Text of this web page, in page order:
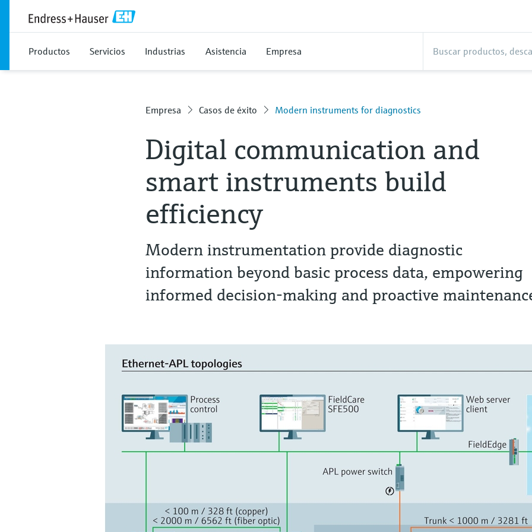
Productos Servicios Industrias Asistencia Empresa
Empresa Casos de éxito Modern instruments for diagnostics
Digital communication and
smart instruments build
efficiency
Modern instrumentation provide diagnostic
information beyond basic process data, empowering
informed decision-making and proactive